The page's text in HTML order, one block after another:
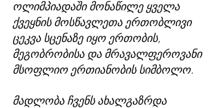
ოლიმპიადაში მონაწილე ყველა
ქვეყნის მოსწავლეთა ერთობლივი
ცეკვა სცენაზე იყო ერთობის,
მეგობრობისა და მრავალფეროვანი
მსოფლიო ერთიანობის სიმბოლო.
მადლობა ჩვენს ახალგაზრდა